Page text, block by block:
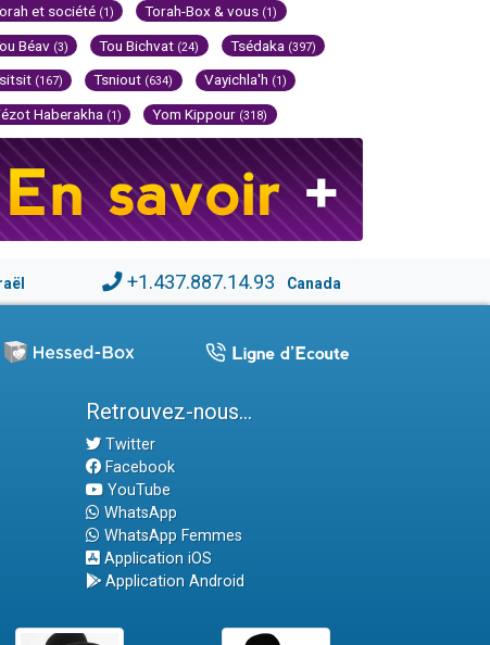
et société (1) Torah-Box & vous (1)
Béav (3) Tou Bichvat (24) Tsédaka (397)
(167) Tsniout (634) Vayichla'h (1)
Haberakha (1) Yom Kippour (318)
+1.437.887.14.93 Canada
Retrouvez-nous...
Twitter
Facebook
YouTube
WhatsApp
WhatsApp Femmes
Application iOS
Application Android